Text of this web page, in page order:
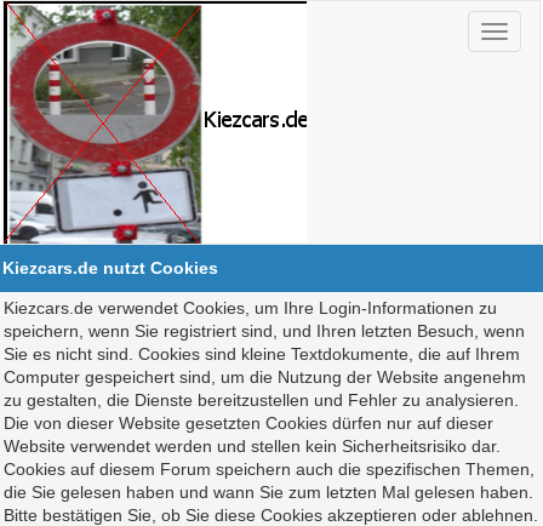
Kiezcars.de nutzt Cookies
Kiezcars.de verwendet Cookies, um Ihre Login-Informationen zu
speichern, wenn Sie registriert sind, und Ihren letzten Besuch, wenn
Sie es nicht sind. Cookies sind kleine Textdokumente, die auf Ihrem
Computer gespeichert sind, um die Nutzung der Website angenehm
zu gestalten, die Dienste bereitzustellen und Fehler zu analysieren.
Die von dieser Website gesetzten Cookies dürfen nur auf dieser
Website verwendet werden und stellen kein Sicherheitsrisiko dar.
Cookies auf diesem Forum speichern auch die spezifischen Themen,
die Sie gelesen haben und wann Sie zum letzten Mal gelesen haben.
Bitte bestätigen Sie, ob Sie diese Cookies akzeptieren oder ablehnen.